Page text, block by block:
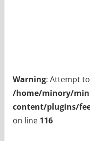
Warning: Attempt
/home/minory/
content/plugins/
on line 116